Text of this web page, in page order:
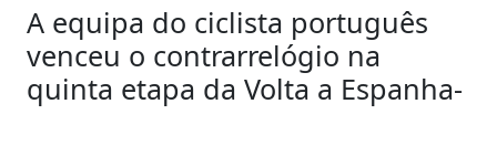
A equipa do ciclista português
venceu o contrarrelógio na
quinta etapa da Volta a Espanha-